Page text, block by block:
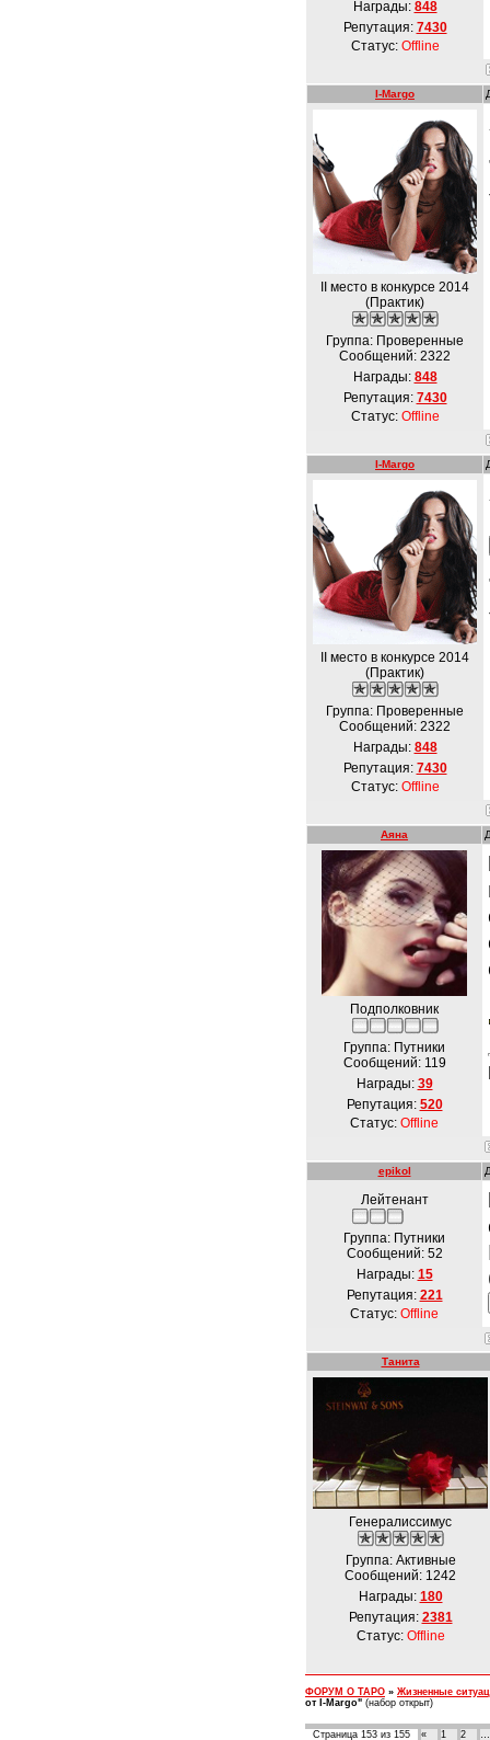
Награды: 848
Репутация: 7430
Статус: Offline
I-Margo
II место в конкурсе 2014
(Практик)
Группа: Проверенные
Сообщений: 2322
Награды: 848
Репутация: 7430
Статус: Offline
I-Margo
II место в конкурсе 2014
(Практик)
Группа: Проверенные
Сообщений: 2322
Награды: 848
Репутация: 7430
Статус: Offline
Аяна
Подполковник
Группа: Путники
Сообщений: 119
Награды: 39
Репутация: 520
Статус: Offline
epikol
Лейтенант
Группа: Путники
Сообщений: 52
Награды: 15
Репутация: 221
Статус: Offline
Танита
Генералиссимус
Группа: Активные
Сообщений: 1242
Награды: 180
Репутация: 2381
Статус: Offline
ФОРУМ О ТАРО » Жизненные
от I-Margo" (набор открыт)
Страница 153 из 155 « 1 2 …